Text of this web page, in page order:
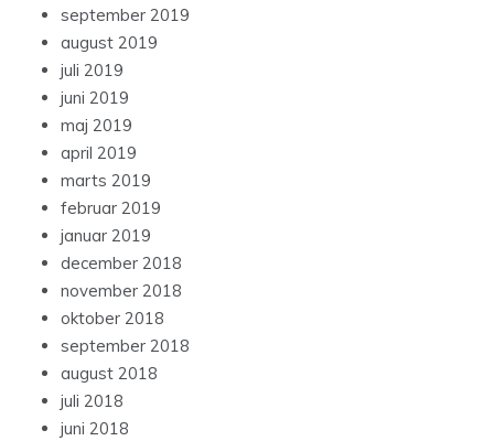
september 2019
august 2019
juli 2019
juni 2019
maj 2019
april 2019
marts 2019
februar 2019
januar 2019
december 2018
november 2018
oktober 2018
september 2018
august 2018
juli 2018
juni 2018